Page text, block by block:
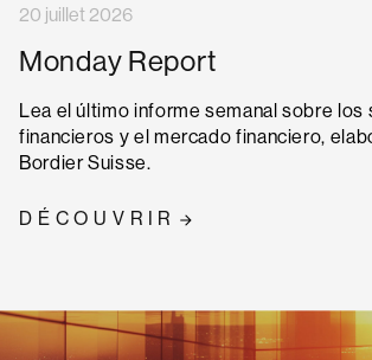
20 juillet 2026
Monday Report
Lea el último informe semanal sobre los
financieros y el mercado financiero,
Bordier Suisse.
DÉCOUVRIR